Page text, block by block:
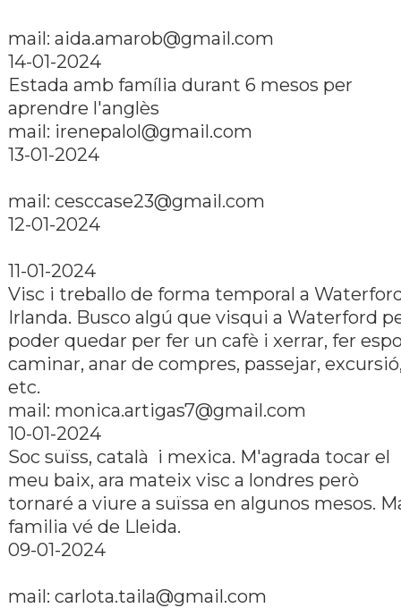
mail: aida.amarob@gmail.com
14-01-2024
Estada amb famí­lia durant 6 mesos per
aprendre l'anglès
mail: irenepalol@gmail.com
13-01-2024
mail: cesccase23@gmail.com
12-01-2024
11-01-2024
Visc i treballo de forma temporal a
Irlanda. Busco algú que visqui a Waterford
poder quedar per fer un cafè i xerrar, fer
caminar, anar de compres, passejar,
etc.
mail: monica.artigas7@gmail.com
10-01-2024
Soc suïss, català i mexica. M'agrada tocar el
meu baix, ara mateix visc a londres però
tornaré a viure a suïssa en algunos mesos.
familia vé de Lleida.
09-01-2024
mail: carlota.taila@gmail.com